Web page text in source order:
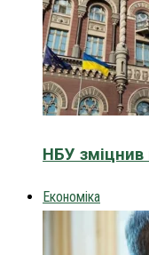
НБУ зміцнив
Економіка